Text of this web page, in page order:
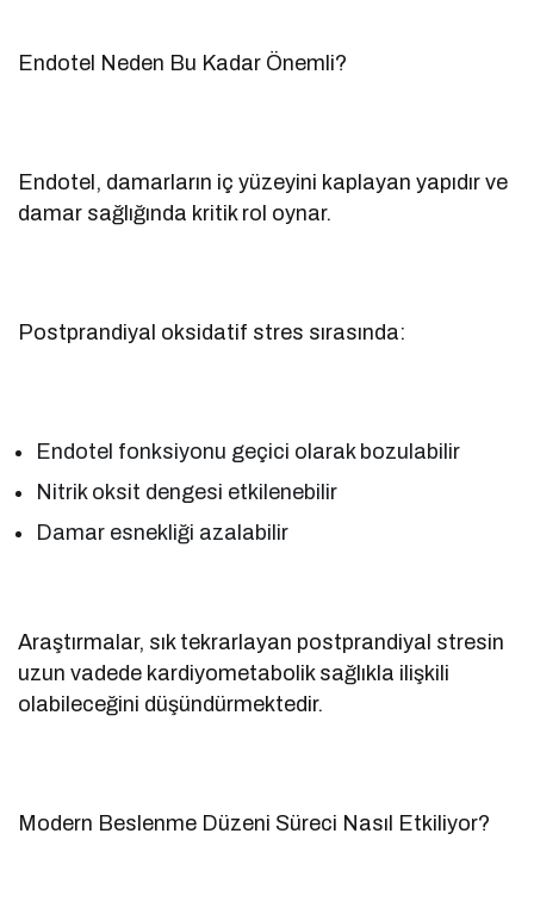
Endotel Neden Bu Kadar Önemli?
Endotel, damarların iç yüzeyini kaplayan yapıdır ve
damar sağlığında kritik rol oynar.
Postprandiyal oksidatif stres sırasında:
Endotel fonksiyonu geçici olarak bozulabilir
Nitrik oksit dengesi etkilenebilir
Damar esnekliği azalabilir
Araştırmalar, sık tekrarlayan postprandiyal stresin
uzun vadede kardiyometabolik sağlıkla ilişkili
olabileceğini düşündürmektedir.
Modern Beslenme Düzeni Süreci Nasıl Etkiliyor?